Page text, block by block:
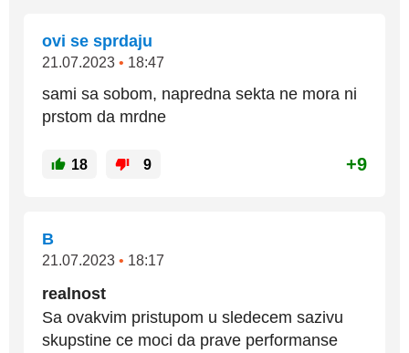
ovi se sprdaju
21.07.2023 • 18:47
sami sa sobom, napredna sekta ne mora ni
prstom da mrdne
18 9 +9
B
21.07.2023 • 18:17
realnost
Sa ovakvim pristupom u sledecem sazivu
skupstine ce moci da prave performanse